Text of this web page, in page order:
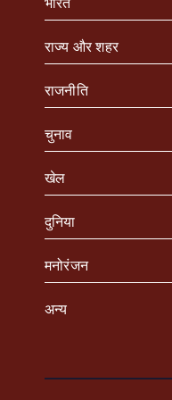
राज्य और शहर
राजनीति
चुनाव
खेल
दुनिया
मनोरंजन
अन्य